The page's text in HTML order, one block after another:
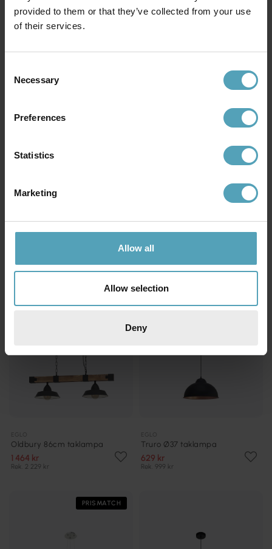
provided to them or that they’ve collected from your use
of their services.
Selection
Necessary
Preferences
Statistics
Marketing
Allow all
Allow selection
Deny
EGLO
Valdiola 93cm taklampa
Oldbury 86cm taklampa
1 464 kr
Rek. 2 229 kr
Truro Ø37 taklampa
629 kr
Rek. 999 kr
PRISMATCH